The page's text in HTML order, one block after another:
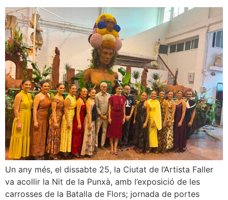
Un any més, el dissabte 25, la Ciutat de l’Artista Faller
va acollir la Nit de la Punxà, amb l’exposició de les
carrosses de la Batalla de Flors; jornada de portes